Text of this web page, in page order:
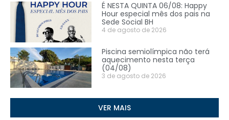
É NESTA QUINTA 06/08: Happy
Hour especial mês dos pais na
Sede Social BH
4 de agosto de 2026
Piscina semiolímpica não terá
aquecimento nesta terça
(04/08)
3 de agosto de 2026
VER MAIS